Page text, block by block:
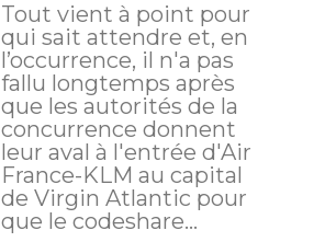
Tout vient à point pour
qui sait attendre et, en
l’occurrence, il n'a pas
fallu longtemps après
que les autorités de la
concurrence donnent
leur aval à l'entrée d'Air
France-KLM au capital
de Virgin Atlantic pour
que le codeshare...